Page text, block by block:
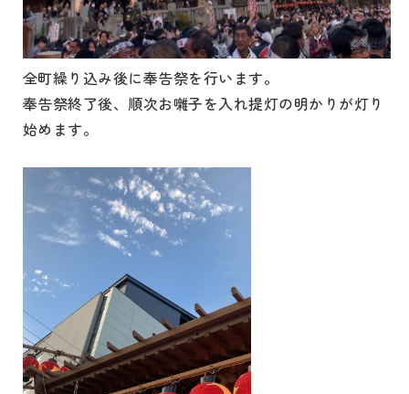
全町繰り込み後に奉告祭を行います。
奉告祭終了後、順次お囃子を入れ提灯の明かりが灯り
始めます。